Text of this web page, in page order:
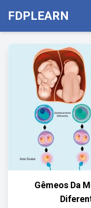
FDPLEARN
Gêmeos Da